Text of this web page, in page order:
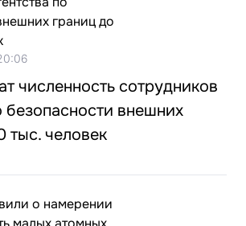
численность сотрудников
безопасности внешних
тыс. человек